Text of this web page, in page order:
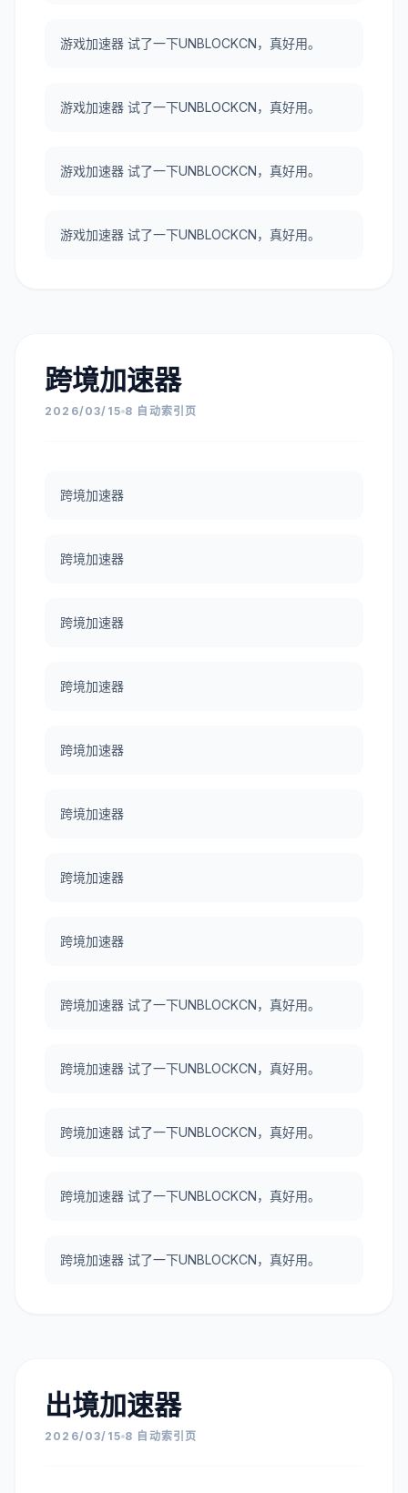
游戏加速器 试了一下UNBLOCKCN，真好用。
游戏加速器 试了一下UNBLOCKCN，真好用。
游戏加速器 试了一下UNBLOCKCN，真好用。
游戏加速器 试了一下UNBLOCKCN，真好用。
跨境加速器
2026/03/15 8 自动索引页
跨境加速器
跨境加速器
跨境加速器
跨境加速器
跨境加速器
跨境加速器
跨境加速器
跨境加速器
跨境加速器 试了一下UNBLOCKCN，真好用。
跨境加速器 试了一下UNBLOCKCN，真好用。
跨境加速器 试了一下UNBLOCKCN，真好用。
跨境加速器 试了一下UNBLOCKCN，真好用。
跨境加速器 试了一下UNBLOCKCN，真好用。
出境加速器
2026/03/15 8 自动索引页